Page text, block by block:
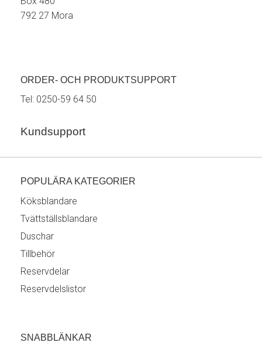
792 27 Mora
ORDER- OCH PRODUKTSUPPORT
Tel: 0250-59 64 50
Kundsupport
POPULÄRA KATEGORIER
Köksblandare
Tvättställsblandare
Duschar
Tillbehör
Reservdelar
Reservdelslistor
SNABBLÄNKAR